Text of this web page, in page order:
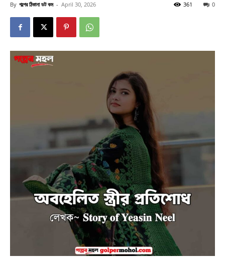
By গল্পের ঠিকানা ডট কম - April 30, 2026 0
361